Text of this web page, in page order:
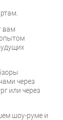
вам
через
или через
шоу-руме и